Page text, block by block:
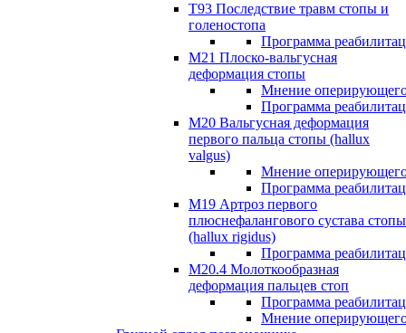
Т93 Последствие травм стопы и
голеностопа
Программа
М21 Плоско-вальгусная
деформация стопы
Мнение
Программа
М20 Вальгусная деформация
первого пальца стопы (hallux
valgus)
Мнение
Программа
М19 Артроз первого
плюснефалангового сустава стопы
(hallux rigidus)
Программа
М20.4 Молоткообразная
деформация пальцев стоп
Программа
Мнение